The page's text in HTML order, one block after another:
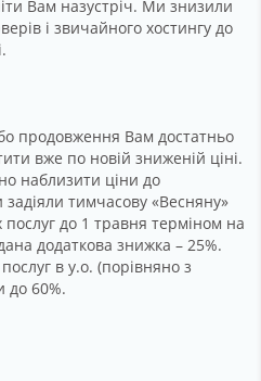
Вам назустріч. Ми знизили
і звичайного хостингу до
продовження Вам достатньо
вже по новій зниженій ціні.
наблизити ціни до
тимчасову «Весняну»
до 1 травня терміном на
додаткова знижка – 25%.
в у.о. (порівняно з
до 60%.